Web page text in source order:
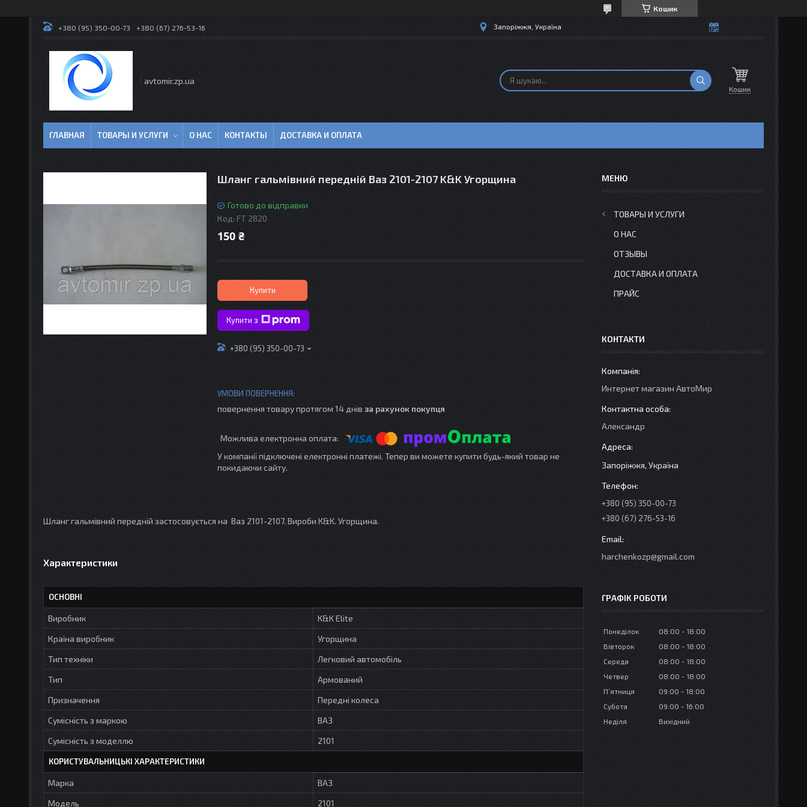
Кошик
+380 (95) 350-00-73 +380 (67) 276-53-16 Запоріжжя, Україна
avtomir.zp.ua
Кошик
ГЛАВНАЯ ТОВАРЫ И УСЛУГИ О НАС КОНТАКТЫ ДОСТАВКА И ОПЛАТА
Шланг гальмівний передній Ваз 2101-2107 K&K Угорщина
Готово до відправки
Код: FT 2820
150 ₴
Купити
Купити з
+380 (95) 350-00-73
повернення товару протягом 14 днів за рахунок покупця
У компанії підключені електронні платежі. Тепер ви можете купити будь-який товар не
покидаючи сайту.
Шланг гальмівний передній застосовується на Ваз 2101-2107. Вироби K&K. Угорщина.
Характеристики
ОСНОВНІ
Виробник
K&K Elite
Країна виробник
Угорщина
Тип техніки
Легковий автомобіль
Тип
Армований
Призначення
Передні колеса
Сумісність з маркою
ВАЗ
Сумісність з моделлю
2101
КОРИСТУВАЛЬНИЦЬКІ ХАРАКТЕРИСТИКИ
Марка
ВАЗ
Модель
2101
ТОВАРЫ И УСЛУГИ
О НАС
ОТЗЫВЫ
ДОСТАВКА И ОПЛАТА
ПРАЙС
КОНТАКТИ
Интернет магазин АвтоМир
Александр
Запоріжжя, Україна
+380 (95) 350-00-73
+380 (67) 276-53-16
harchenkozp@gmail.com
ГРАФІК РОБОТИ
Понеділок 08:00
18:00
Вівторок
08:00
18:00
Середа
08:00
18:00
Четвер
08:00
18:00
Пʼятниця
09:00
18:00
Субота
09:00
16:00
Неділя
Вихідний